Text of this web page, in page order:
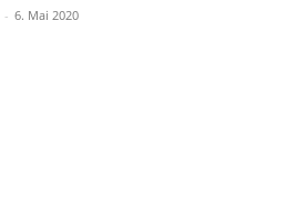
- 6. Mai 2020